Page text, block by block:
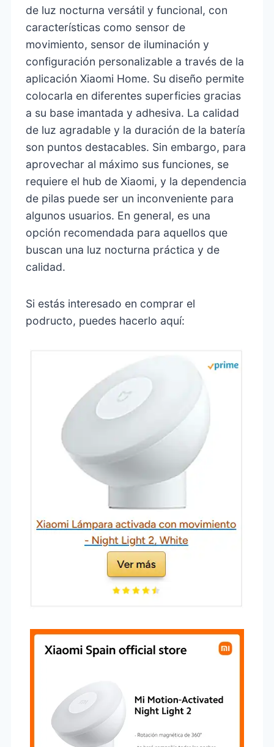
de luz nocturna versátil y funcional, con
características como sensor de
movimiento, sensor de iluminación y
configuración personalizable a través de la
aplicación Xiaomi Home. Su diseño permite
colocarla en diferentes superficies gracias
a su base imantada y adhesiva. La calidad
de luz agradable y la duración de la batería
son puntos destacables. Sin embargo, para
aprovechar al máximo sus funciones, se
requiere el hub de Xiaomi, y la dependencia
de pilas puede ser un inconveniente para
algunos usuarios. En general, es una
opción recomendada para aquellos que
buscan una luz nocturna práctica y de
calidad.
Si estás interesado en comprar el
podructo, puedes hacerlo aquí: